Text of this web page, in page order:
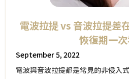
電波拉提 vs 音波拉提差
恢復期一
September 5, 2022
電波與音波拉提都是常見的非侵入